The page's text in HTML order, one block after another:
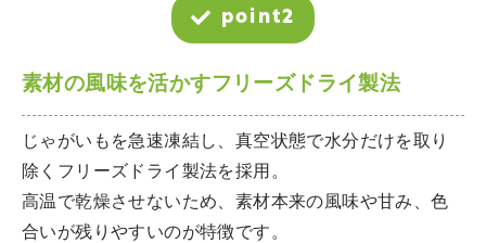
point2
素材の風味を活かすフリーズドライ製法
じゃがいもを急速凍結し、真空状態で水分だけを取り
除くフリーズドライ製法を採用。
高温で乾燥させないため、素材本来の風味や甘み、色
合いが残りやすいのが特徴です。